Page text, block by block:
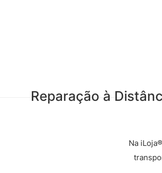
Reparação à
Na